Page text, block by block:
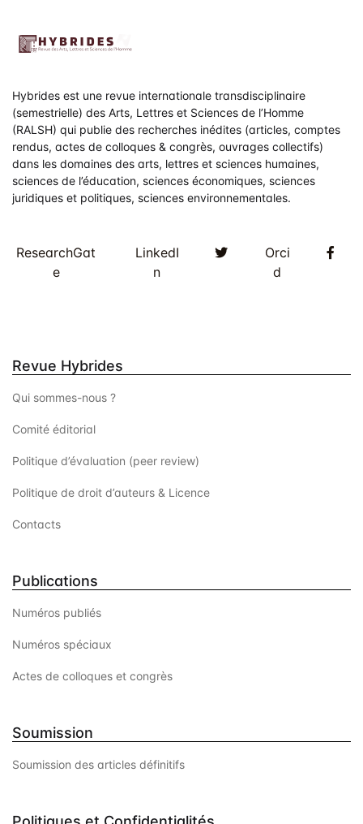
Hybrides est une revue internationale transdisciplinaire
(semestrielle) des Arts, Lettres et Sciences de l’Homme
(RALSH) qui publie des recherches inédites (articles, comptes
rendus, actes de colloques & congrès, ouvrages collectifs)
dans les domaines des arts, lettres et sciences humaines,
sciences de l’éducation, sciences économiques, sciences
juridiques et politiques, sciences environnementales.
ResearchGat
e
LinkedI
n
TwitterOrci
d
Revue Hybrides
Qui sommes-nous ?
Comité éditorial
Politique d’évaluation (peer review)
Politique de droit d’auteurs & Licence
Contacts
Publications
Numéros publiés
Numéros spéciaux
Actes de colloques et congrès
Soumission
Soumission des articles définitifs